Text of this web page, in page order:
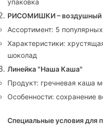
РИСОМИШКИ – воздушный
Ассортимент: 5
Характеристики:
шоколад
Линейка "Наша Каша"
Продукт: гречневая каша
Особенности: сохранение
Специальные условия для